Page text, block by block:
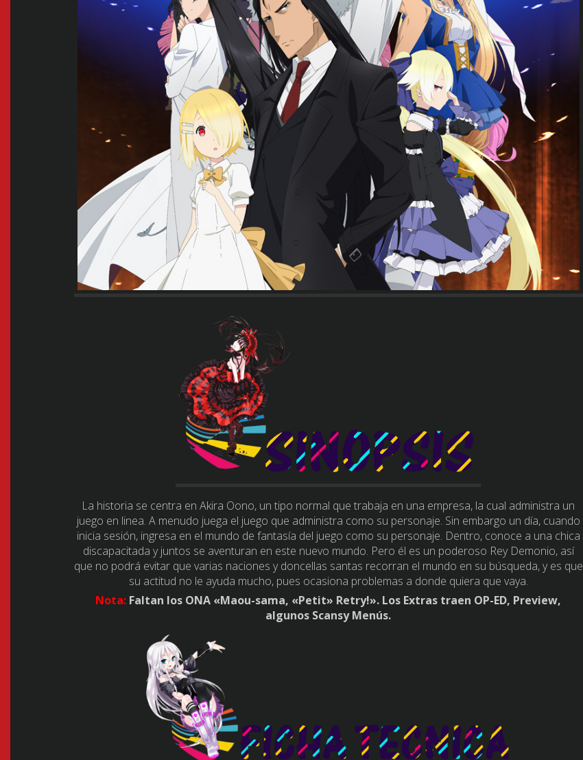
La historia se centra en Akira Oono, un tipo normal que trabaja en una empresa, la cual administra un
juego en linea. A menudo juega el juego que administra como su personaje. Sin embargo un día, cuando
inicia sesión, ingresa en el mundo de fantasía del juego como su personaje. Dentro, conoce a una chica
discapacitada y juntos se aventuran en este nuevo mundo. Pero él es un poderoso Rey Demonio, así
que no podrá evitar que varias naciones y doncellas santas recorran el mundo en su búsqueda, y es que
su actitud no le ayuda mucho, pues ocasiona problemas a donde quiera que vaya.
Nota: Faltan los ONA «Maou-sama, «Petit» Retry!». Los Extras traen OP-ED, Preview,
algunos Scansy Menús.